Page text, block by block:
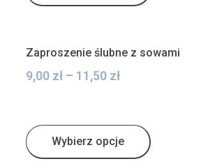
Zaproszenie ślubne z sowami
9,00 zł – 11,50 zł
Wybierz opcje